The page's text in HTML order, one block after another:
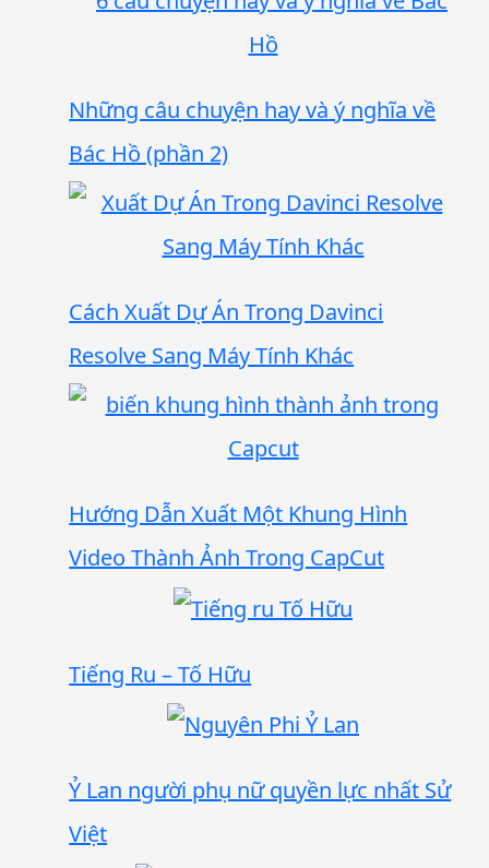
Những câu chuyện hay và ý nghĩa về
Bác Hồ (phần 2)
Cách Xuất Dự Án Trong Davinci
Resolve Sang Máy Tính Khác
Hướng Dẫn Xuất Một Khung Hình
Video Thành Ảnh Trong CapCut
Tiếng Ru – Tố Hữu
Ỷ Lan người phụ nữ quyền lực nhất Sử
Việt